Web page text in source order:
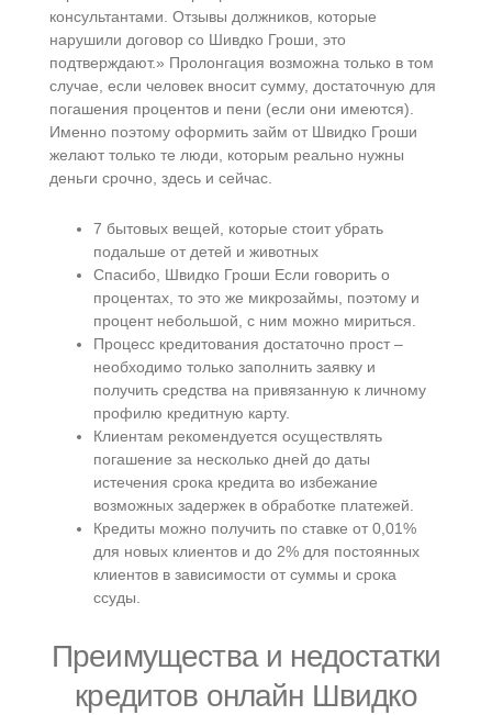
консультантами. Отзывы должников, которые
нарушили договор со Шивдко Гроши, это
подтверждают.» Пролонгация возможна только в том
случае, если человек вносит сумму, достаточную для
погашения процентов и пени (если они имеются).
Именно поэтому оформить займ от Швидко Гроши
желают только те люди, которым реально нужны
деньги срочно, здесь и сейчас.
7 бытовых вещей, которые стоит убрать
подальше от детей и животных
Спасибо, Швидко Гроши Если говорить о
процентах, то это же микрозаймы, поэтому и
процент небольшой, с ним можно мириться.
Процесс кредитования достаточно прост –
необходимо только заполнить заявку и
получить средства на привязанную к личному
профилю кредитную карту.
Клиентам рекомендуется осуществлять
погашение за несколько дней до даты
истечения срока кредита во избежание
возможных задержек в обработке платежей.
Кредиты можно получить по ставке от 0,01%
для новых клиентов и до 2% для постоянных
клиентов в зависимости от суммы и срока
ссуды.
Преимущества и недостатки
кредитов онлайн Швидко